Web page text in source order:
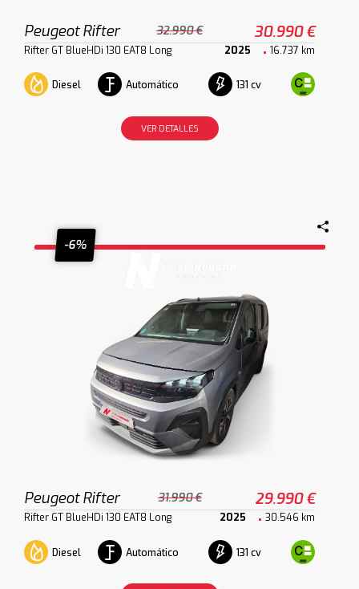
Peugeot Rifter 32.990 € 30.990 €
Rifter GT BlueHDi 130 EAT8 Long 2025 16.737 km
Diesel Automático 131 cv
VER DETALLES
-6%
Peugeot Rifter 31.990 € 29.990 €
Rifter GT BlueHDi 130 EAT8 Long 2025 30.546 km
Diesel Automático 131 cv